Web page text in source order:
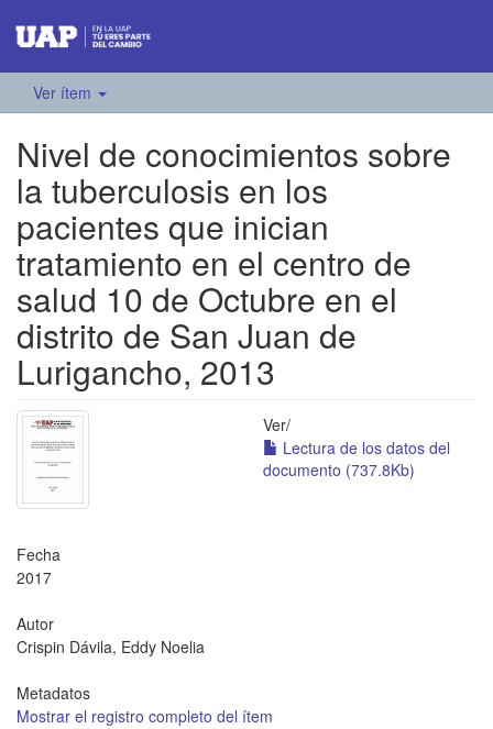
Ver ítem
Nivel de conocimientos sobre
la tuberculosis en los
pacientes que inician
tratamiento en el centro de
salud 10 de Octubre en el
distrito de San Juan de
Lurigancho, 2013
Ver/
Lectura de los datos del
documento (737.8Kb)
Fecha
2017
Autor
Crispin Dávila, Eddy Noelia
Metadatos
Mostrar el registro completo del ítem